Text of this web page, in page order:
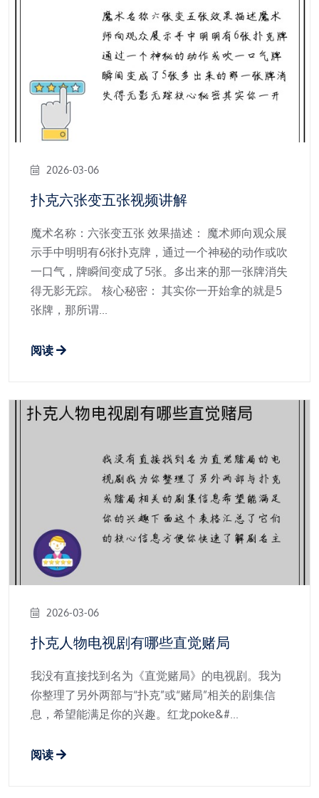
2026-03-06
扑克六张变五张视频讲解
魔术名称：六张变五张 效果描述： 魔术师向观众展
示手中明明有6张扑克牌，通过一个神秘的动作或吹
一口气，牌瞬间变成了5张。多出来的那一张牌消失
得无影无踪。 核心秘密： 其实你一开始拿的就是5
张牌，那所谓...
阅读
2026-03-06
扑克人物电视剧有哪些直觉赌局
我没有直接找到名为《直觉赌局》的电视剧。我为
你整理了另外两部与“扑克”或“赌局”相关的剧集信
息，希望能满足你的兴趣。红龙poke&#...
阅读